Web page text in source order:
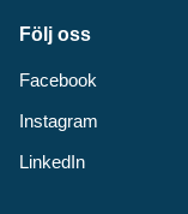
Följ oss
Facebook
Instagram
LinkedIn